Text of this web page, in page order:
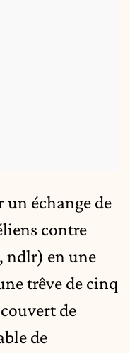
un échange de
contre
ndlr) en une
trêve de cinq
de
de